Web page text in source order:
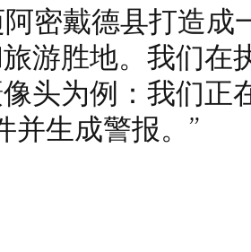
密戴德县打造成
游胜地。我们在
头为例：我们正
并生成警报。